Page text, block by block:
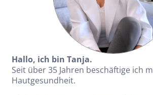
Hallo, ich bin Tanja.
Seit über 35 Jahren beschäftige ich
Hautgesundheit.